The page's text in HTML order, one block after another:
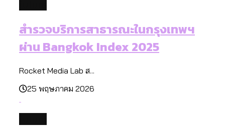
สำรวจบริการสาธารณะในกรุงเทพฯ
ผ่าน Bangkok Index 2025
Rocket Media Lab ส...
25 พฤษภาคม 2026